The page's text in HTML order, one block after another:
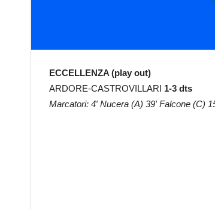
ECCELLENZA (play out)
ARDORE-CASTROVILLARI 1-3 dts
Marcatori: 4′ Nucera (A) 39′ Falcone (C)